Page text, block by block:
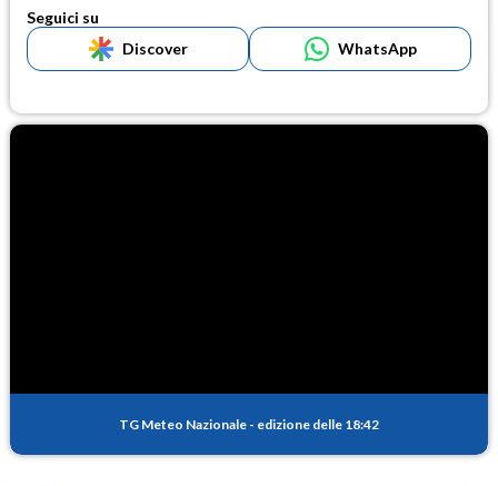
Seguici su
Discover
WhatsApp
TG Meteo Nazionale - edizione delle 18:42